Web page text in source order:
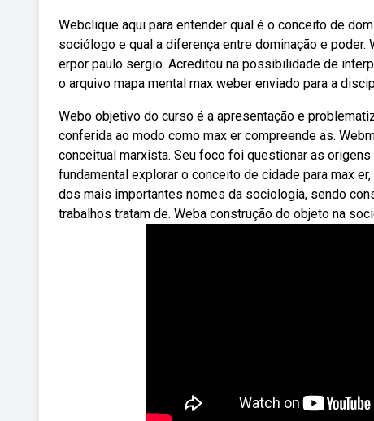
Webclique aqui para entender qual é o conceito de
sociólogo e qual a diferença entre dominação e
erpor paulo sergio. Acreditou na possibilidade de
o arquivo mapa mental max weber enviado para a
Webo objetivo do curso é a apresentação e
conferida ao modo como max er compreende as.
conceitual marxista. Seu foco foi questionar as
fundamental explorar o conceito de cidade para max
dos mais importantes nomes da sociologia, sendo
trabalhos tratam de. Weba construção do objeto na